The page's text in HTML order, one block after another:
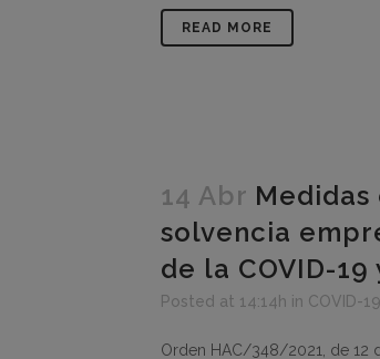
READ MORE
14 Abr
solvencia
de la COVID-
Posted at 14:14h in COVID-19
Orden HAC/348/2021, de 12